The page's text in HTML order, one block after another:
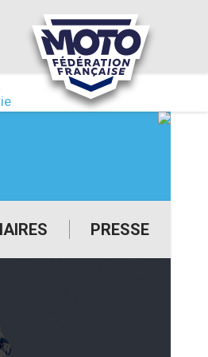
PRESSE
NEVERS MAGNY-COURS (58)
au 27/09/2026